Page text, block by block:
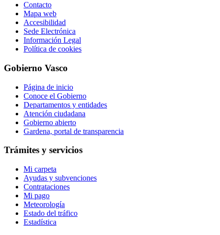
Contacto
Mapa web
Accesibilidad
Sede Electrónica
Información Legal
Política de cookies
Gobierno Vasco
Página de inicio
Conoce el Gobierno
Departamentos y entidades
Atención ciudadana
Gobierno abierto
Gardena, portal de transparencia
Trámites y servicios
Mi carpeta
Ayudas y subvenciones
Contrataciones
Mi pago
Meteorología
Estado del tráfico
Estadística